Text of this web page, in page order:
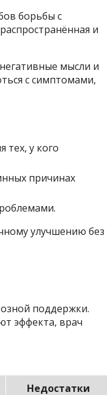
борьбы с
и
мысли и
с симптомами,
тех, у кого
причинах
улучшению без
поддержки.
эффекта, врач
Недостатки